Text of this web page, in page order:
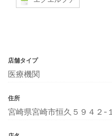
店舗タイプ
医療機関
住所
宮崎県宮崎市恒久５９４２-１